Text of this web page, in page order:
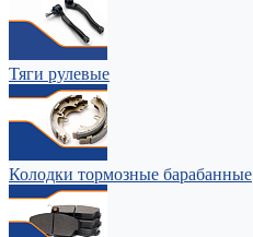
Тяги рулевые
Колодки тормозные барабанные